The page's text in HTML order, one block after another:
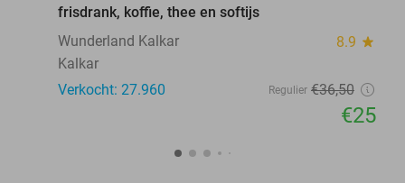
frisdrank, koffie, thee en softijs
Wunderland Kalkar
8.9 star
Kalkar
Verkocht: 27.960
Regulier €36,50
€25